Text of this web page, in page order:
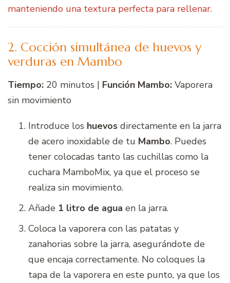
manteniendo una textura perfecta para rellenar.
2. Cocción simultánea de huevos y
verduras en Mambo
Tiempo: 20 minutos | Función Mambo: Vaporera
sin movimiento
Introduce los huevos directamente en la jarra
de acero inoxidable de tu Mambo. Puedes
tener colocadas tanto las cuchillas como la
cuchara MamboMix, ya que el proceso se
realiza sin movimiento.
Añade 1 litro de agua en la jarra.
Coloca la vaporera con las patatas y
zanahorias sobre la jarra, asegurándote de
que encaja correctamente. No coloques la
tapa de la vaporera en este punto, ya que los